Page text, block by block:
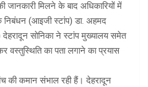
जानकारी मिलने के बाद अधिकारियों में
निबंधन (आइजी स्टांप) डा. अहमद
सोनिका ने स्टांप मुख्यालय समेत
वस्तुस्थिति का पता लगाने का प्रयास
की कमान संभाल रही हैं। देहरादून